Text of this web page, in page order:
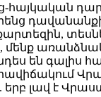
մենք
են գալիս
երբ լավ է